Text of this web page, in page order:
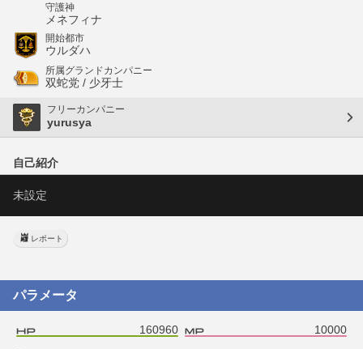
守護神
メネフィナ
開始都市
ウルダハ
所属グランドカンパニー
双蛇党 / 少牙士
フリーカンパニー
yurusya
自己紹介
未設定
レポート
パラメータ
160960 10000